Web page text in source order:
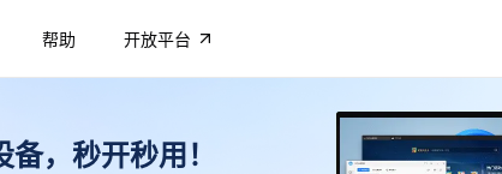
帮助 开放平台
，秒开秒用！